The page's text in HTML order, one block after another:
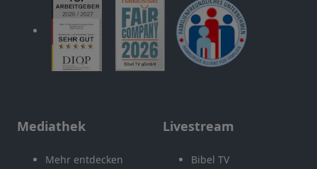
Mediathek
Mehr entdecken
Livestream
Bibel TV